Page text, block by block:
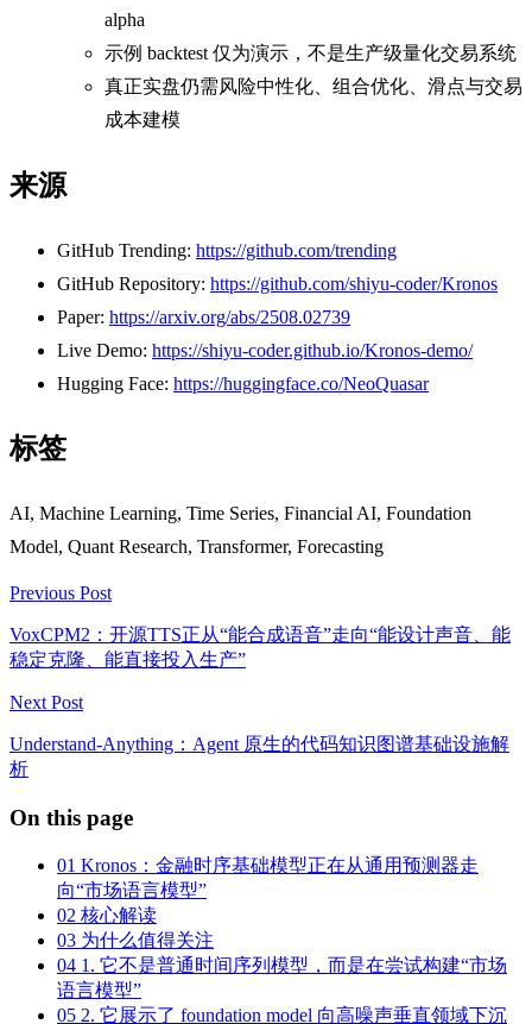
alpha
示例 backtest 仅为演示，不是生产级量化交易系统
真正实盘仍需风险中性化、组合优化、滑点与交易
成本建模
来源
GitHub Trending: https://github.com/trending
GitHub Repository: https://github.com/shiyu-coder/Kronos
Paper: https://arxiv.org/abs/2508.02739
Live Demo: https://shiyu-coder.github.io/Kronos-demo/
Hugging Face: https://huggingface.co/NeoQuasar
标签
AI, Machine Learning, Time Series, Financial AI, Foundation
Model, Quant Research, Transformer, Forecasting
Previous Post
VoxCPM2：开源TTS正从“能合成语音”走向“能设计声音、能
稳定克隆、能直接投入生产”
Next Post
Understand-Anything：Agent 原生的代码知识图谱基础设施解
析
On this page
01 Kronos：金融时序基础模型正在从通用预测器走
向“市场语言模型”
02 核心解读
03 为什么值得关注
04 1. 它不是普通时间序列模型，而是在尝试构建“市场
语言模型”
05 2. 它展示了 foundation model 向高噪声垂直领域下沉